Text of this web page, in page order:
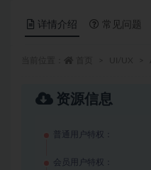
详情介绍 常见问题
资源信息
普通用户特权：
会员用户特权：